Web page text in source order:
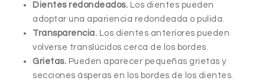
Dientes redondeados. Los dientes pueden
adoptar una apariencia redondeada o pulida.
Transparencia. Los dientes anteriores pueden
volverse translúcidos cerca de los bordes.
Grietas. Pueden aparecer pequeñas grietas y
secciones ásperas en los bordes de los dientes.